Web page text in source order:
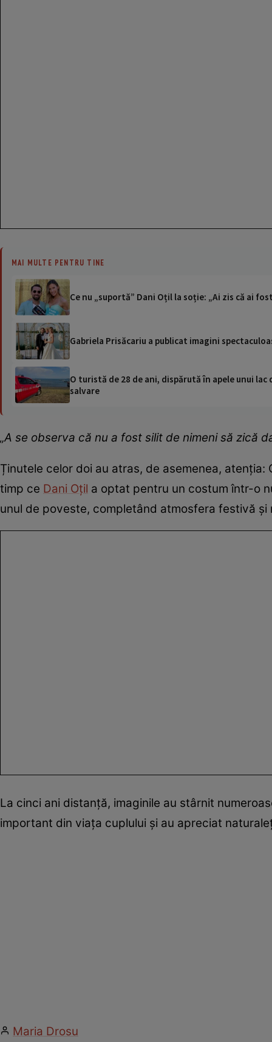
MAI MULTE PENTRU TINE
Ce nu „suportă” Dani Oțil la soție: „Ai zis că ai
Gabriela Prisăcariu a publicat imagini
O turistă de 28 de ani, dispărută în apele unui
salvare
„A se observa că nu a fost silit de nimeni să zică
Ținutele celor doi au atras, de asemenea,
timp ce Dani Oțil a optat pentru un costum într-o
unul de poveste, completând atmosfera festivă și
La cinci ani distanță, imaginile au stârnit
important din viața cuplului și au apreciat
Maria Drosu